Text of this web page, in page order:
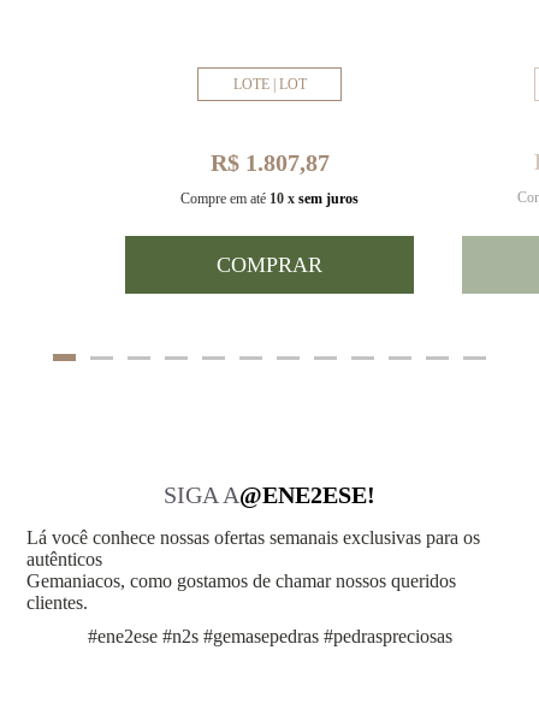
LOTE | LOT
R$ 1.807,87
Compre em até 10 x sem juros
COMPRAR
SIGA A@ENE2ESE!
Lá você conhece nossas ofertas semanais exclusivas para os
autênticos
Gemaniacos, como gostamos de chamar nossos queridos
clientes.
#ene2ese #n2s #gemasepedras #pedraspreciosas